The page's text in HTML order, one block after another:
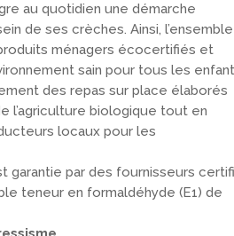
au quotidien une démarche
de ses crèches. Ainsi, l’ensemble
ménagers écocertifiés et
sain pour tous les
des repas sur place élaborés
l’agriculture biologique tout en
locaux pour les
garantie par des fournisseurs
teneur en formaldéhyde (E1) de